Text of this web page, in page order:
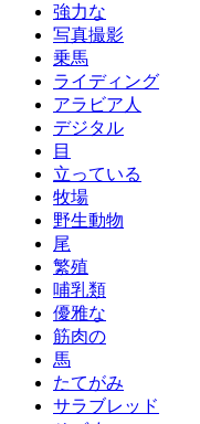
強力な
写真撮影
乗馬
ライディング
アラビア人
デジタル
目
立っている
牧場
野生動物
尾
繁殖
哺乳類
優雅な
筋肉の
馬
たてがみ
サラブレッド